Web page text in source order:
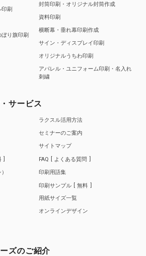
刷
り旗印刷
封筒印刷・オリジナル封筒作成
資料印刷
横断幕・垂れ幕印刷作成
サイン・ディスプレイ印刷
オリジナルうちわ印刷
アパレル・ユニフォーム印刷・名入れ
刺繍
サービス
ラクスル活用方法
セミナーのご案内
サイトマップ
FAQ
よくある質問
印刷用語集
印刷サンプル
無料
用紙サイズ一覧
オンラインデザイン
ズのご紹介